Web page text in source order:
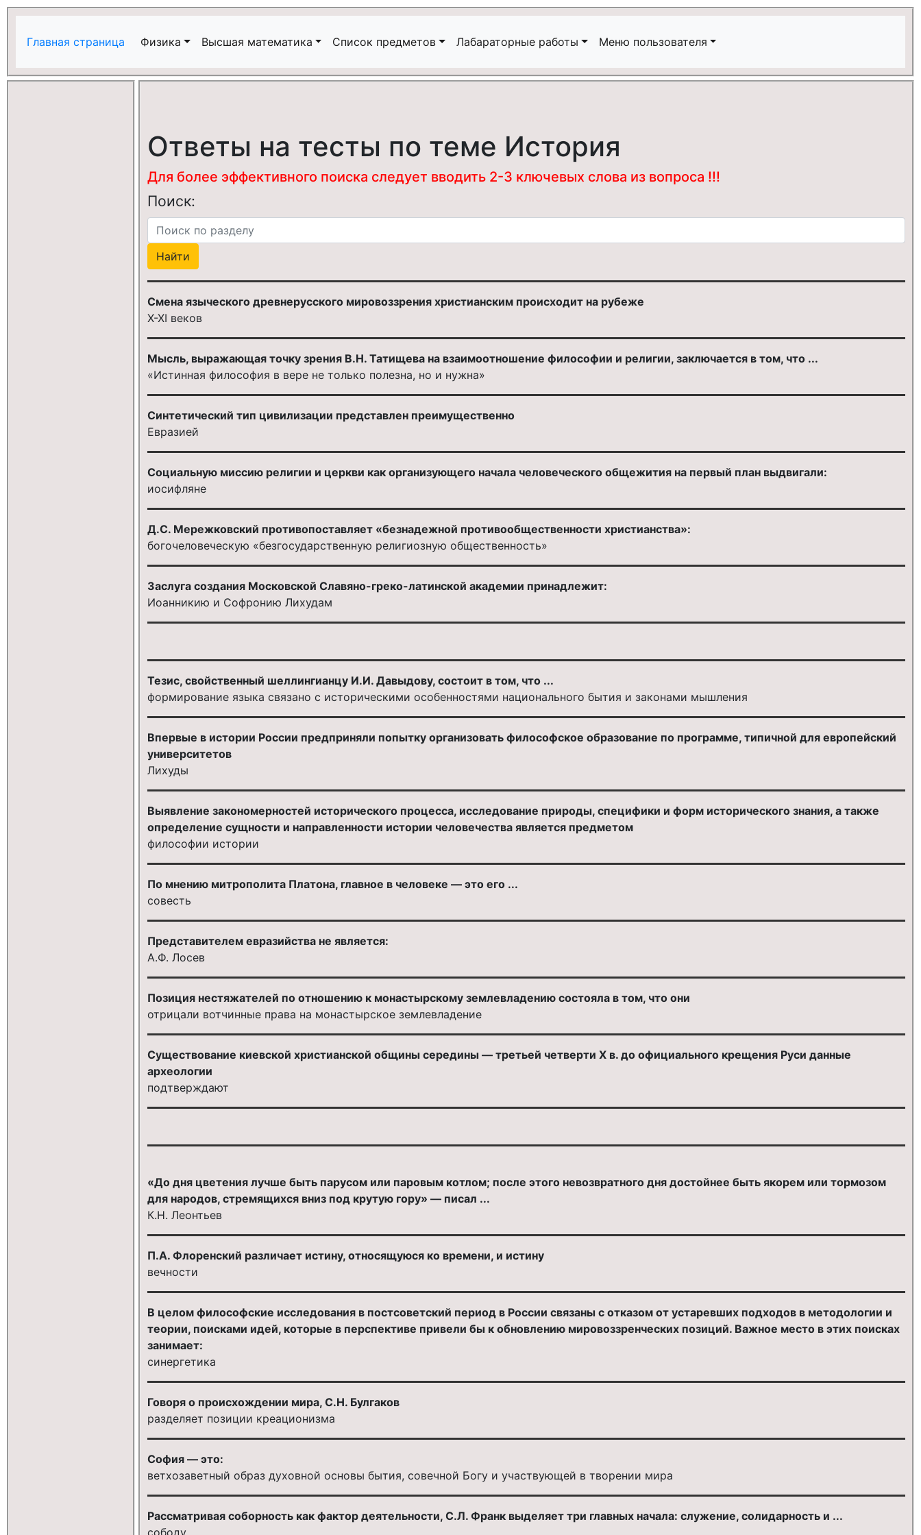
Главная страница Физика Высшая математика Список предметов Лабараторные работы Меню пользователя
Ответы на тесты по теме История
Для более эффективного поиска следует вводить 2-3 ключевых слова из вопроса !!!
Поиск:
Смена языческого древнерусского мировоззрения христианским происходит на рубеже
X-XI веков
Мысль, выражающая точку зрения В.Н. Татищева на взаимоотношение философии и религии, заключается в том, что ...
«Истинная философия в вере не только полезна, но и нужна»
Синтетический тип цивилизации представлен преимущественно
Евразией
Социальную миссию религии и церкви как организующего начала человеческого общежития на первый план выдвигали:
иосифляне
Д.С. Мережковский противопоставляет «безнадежной противообщественности христианства»:
богочеловеческую «безгосударственную религиозную общественность»
Заслуга создания Московской Славяно-греко-латинской академии принадлежит:
Иоанникию и Софронию Лихудам
Тезис, свойственный шеллингианцу И.И. Давыдову, состоит в том, что ...
формирование языка связано с историческими особенностями национального бытия и законами мышления
Впервые в истории России предприняли попытку организовать философское образование по программе, типичной для европейский
университетов
Лихуды
Выявление закономерностей исторического процесса, исследование природы, специфики и форм исторического знания, а также
определение сущности и направленности истории человечества является предметом
философии истории
По мнению митрополита Платона, главное в человеке — это его ...
совесть
Представителем евразийства не является:
А.Ф. Лосев
Позиция нестяжателей по отношению к монастырскому землевладению состояла в том, что они
отрицали вотчинные права на монастырское землевладение
Существование киевской христианской общины середины — третьей четверти X в. до официального крещения Руси данные
археологии
подтверждают
«До дня цветения лучше быть парусом или паровым котлом; после этого невозвратного дня достойнее быть якорем или тормозом
для народов, стремящихся вниз под крутую гору» — писал ...
К.Н. Леонтьев
П.А. Флоренский различает истину, относящуюся ко времени, и истину
вечности
В целом философские исследования в постсоветский период в России связаны с отказом от устаревших подходов в методологии и
теории, поисками идей, которые в перспективе привели бы к обновлению мировоззренческих позиций. Важное место в этих поисках
занимает:
синергетика
Говоря о происхождении мира, С.Н. Булгаков
разделяет позиции креационизма
София — это:
ветхозаветный образ духовной основы бытия, совечной Богу и участвующей в творении мира
Рассматривая соборность как фактор деятельности, С.Л. Франк выделяет три главных начала: служение, солидарность и ...
сободу